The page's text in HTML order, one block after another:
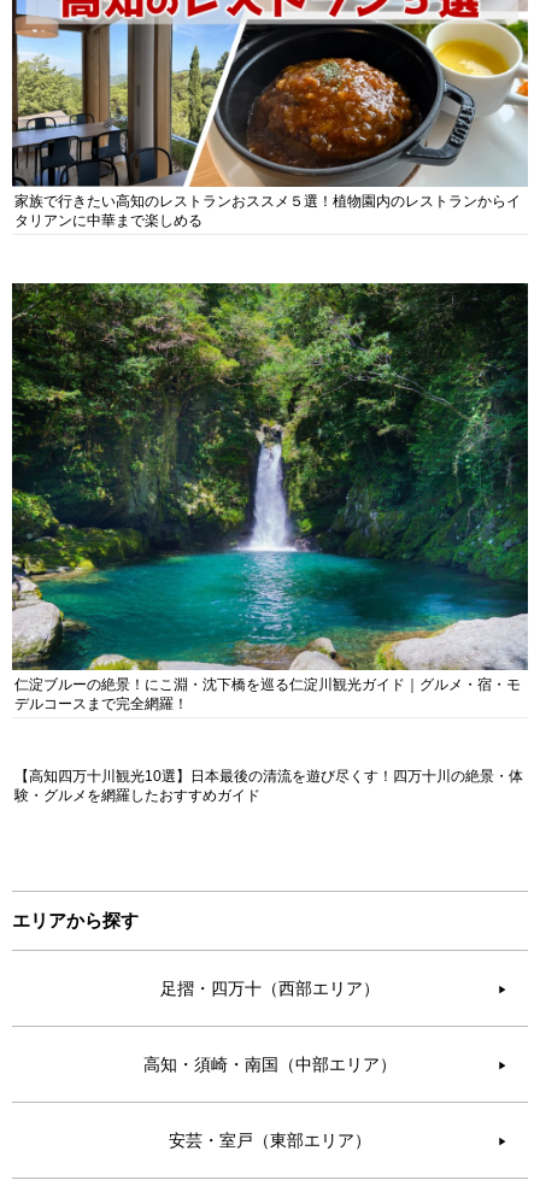
家族で行きたい高知のレストランおススメ５選！植物園内のレストランからイ
タリアンに中華まで楽しめる
仁淀ブルーの絶景！にこ淵・沈下橋を巡る仁淀川観光ガイド｜グルメ・宿・モ
デルコースまで完全網羅！
【高知四万十川観光10選】日本最後の清流を遊び尽くす！四万十川の絶景・体
験・グルメを網羅したおすすめガイド
エリアから探す
足摺・四万十（西部エリア） ▶︎
高知・須崎・南国（中部エリア） ▶︎
安芸・室戸（東部エリア） ▶︎